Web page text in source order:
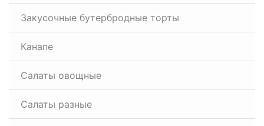
Закусочные бутербродные торты
Канапе
Салаты овощные
Салаты разные